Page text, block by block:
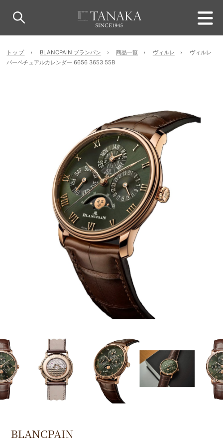
トップ BLANCPAIN ブランパン 商品一覧 ヴィルレ
ヴィルレ
パーペチュアルカレンダー 6656 3653 55B
BLANCPAIN